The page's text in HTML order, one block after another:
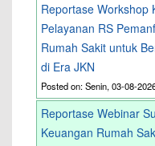
Reportase Workshop
Pelayanan RS
Rumah Sakit untuk
di Era JKN
Posted on: Senin, 03-08-
Reportase Webinar
Keuangan Rumah